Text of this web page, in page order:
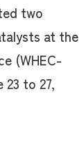
two
at the
(WHEC-
23 to 27,